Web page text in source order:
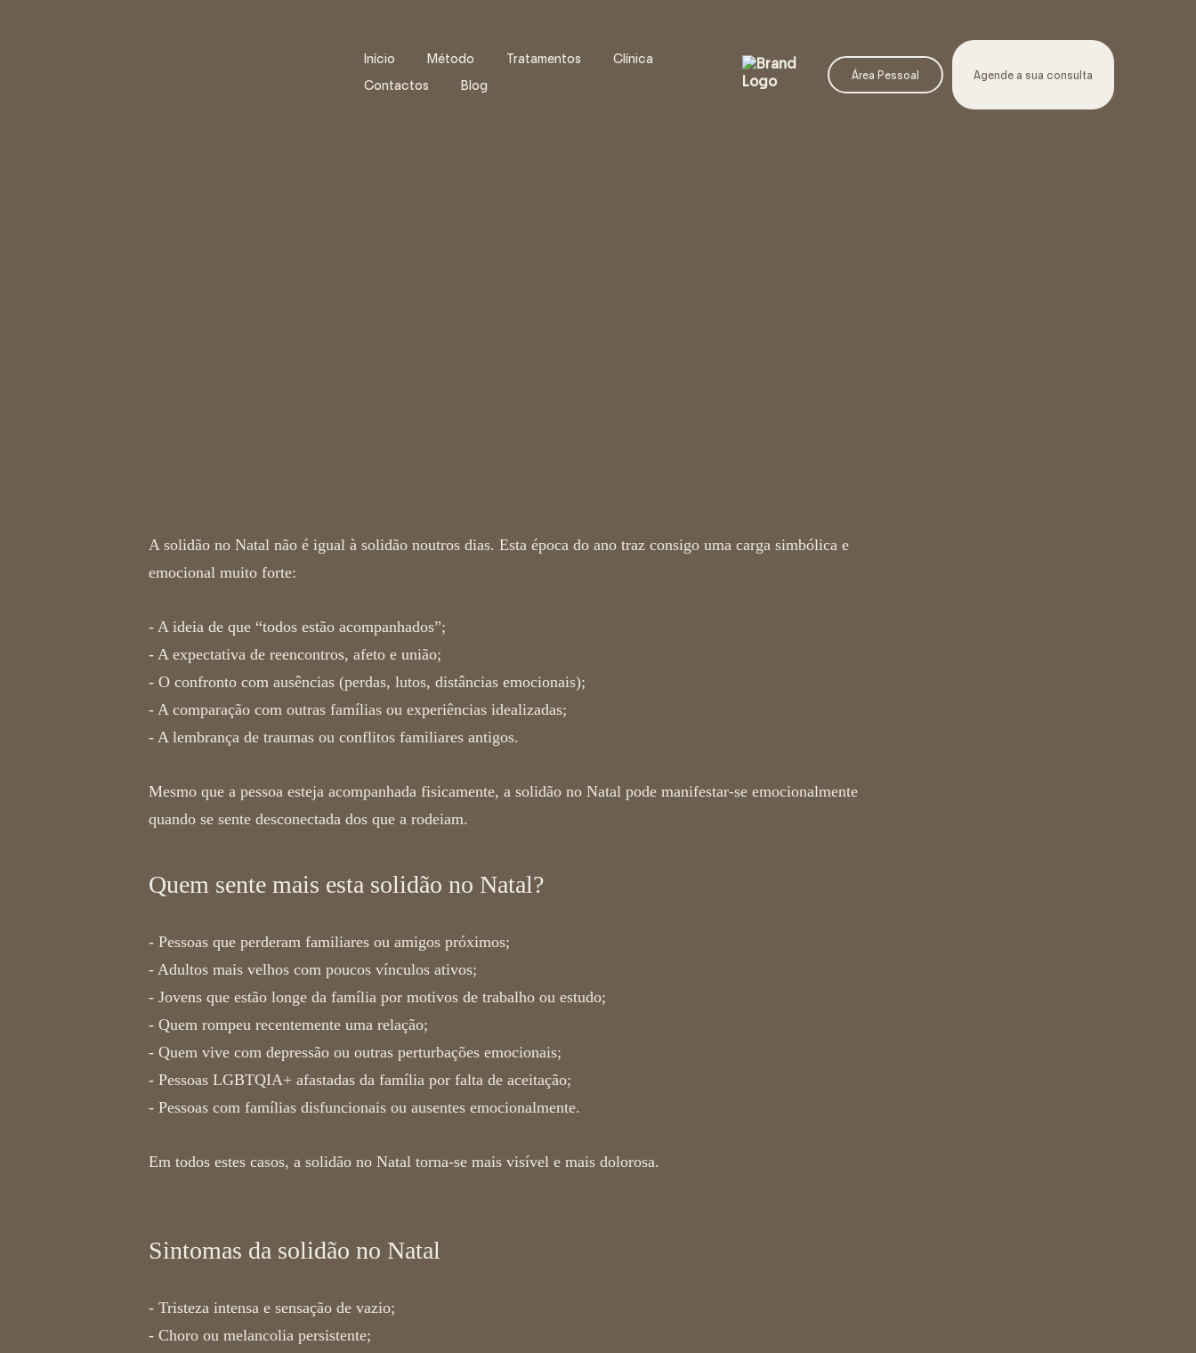
Início Método Tratamentos Clínica
Contactos Blog
Área Pessoal Agende a sua consulta
A solidão no Natal não é igual à solidão noutros dias. Esta época do ano traz consigo uma carga simbólica e
emocional muito forte:
- A ideia de que “todos estão acompanhados”;
- A expectativa de reencontros, afeto e união;
- O confronto com ausências (perdas, lutos, distâncias emocionais);
- A comparação com outras famílias ou experiências idealizadas;
- A lembrança de traumas ou conflitos familiares antigos.
Mesmo que a pessoa esteja acompanhada fisicamente, a solidão no Natal pode manifestar-se emocionalmente
quando se sente desconectada dos que a rodeiam.
Quem sente mais esta solidão no Natal?
- Pessoas que perderam familiares ou amigos próximos;
- Adultos mais velhos com poucos vínculos ativos;
- Jovens que estão longe da família por motivos de trabalho ou estudo;
- Quem rompeu recentemente uma relação;
- Quem vive com depressão ou outras perturbações emocionais;
- Pessoas LGBTQIA+ afastadas da família por falta de aceitação;
- Pessoas com famílias disfuncionais ou ausentes emocionalmente.
Em todos estes casos, a solidão no Natal torna-se mais visível e mais dolorosa.
Sintomas da solidão no Natal
- Tristeza intensa e sensação de vazio;
- Choro ou melancolia persistente;